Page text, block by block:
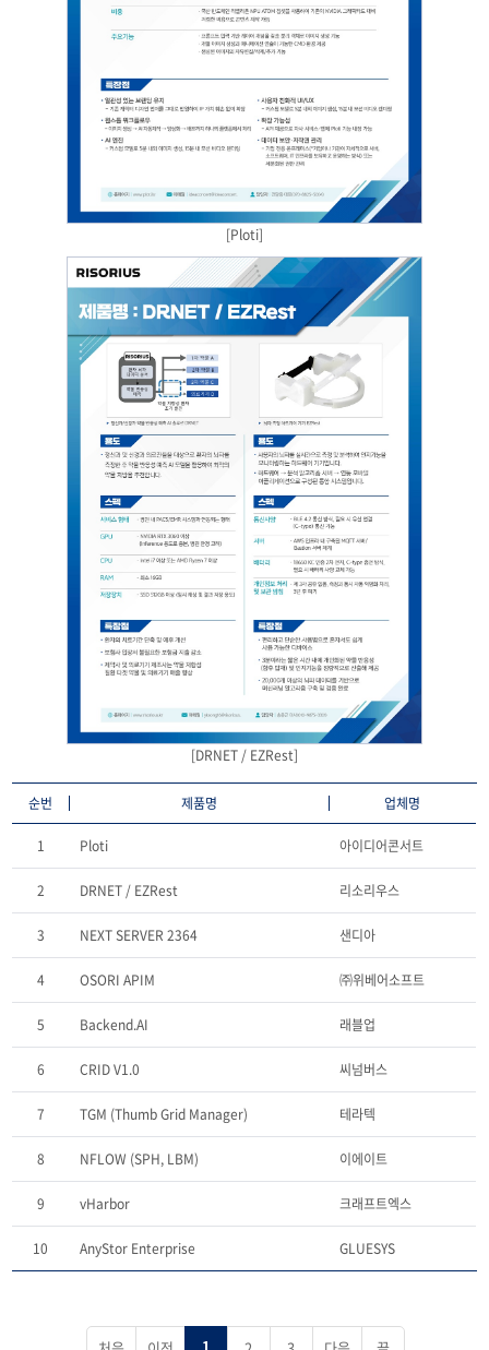
[Ploti]
[DRNET / EZRest]
순번 제품명 업체명
1 Ploti 아이디어콘서트
2 DRNET / EZRest 리소리우스
3 NEXT SERVER 2364 샌디아
4 OSORI APIM ㈜위베어소프트
5 Backend.AI 래블업
6 CRID V1.0 씨넘버스
7 TGM (Thumb Grid Manager) 테라텍
8 NFLOW (SPH, LBM) 이에이트
9 vHarbor 크래프트엑스
10 AnyStor Enterprise GLUESYS